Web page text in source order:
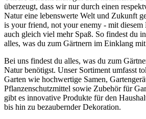
überzeugt, dass wir nur durch einen
Natur eine lebenswerte Welt und Zukunft
is your friend, not your enemy - mit diesem
auch gleich viel mehr Spaß. So findest du
alles, was du zum Gärtnern im Einklang
Bei uns findest du alles, was du zum
Natur benötigst. Unser Sortiment umfasst
Garten wie hochwertige Samen,
Pflanzenschutzmittel sowie Zubehör für
gibt es innovative Produkte für den
bis hin zu bezaubernder Dekoration.